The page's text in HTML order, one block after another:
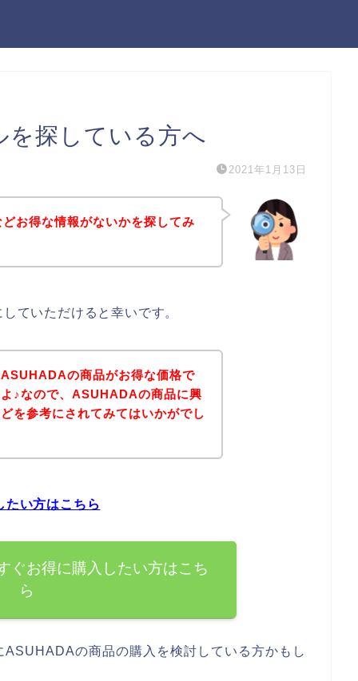
を探している方へ
2021年1月13日
お得な情報がないかを探してみ
ていただけると幸いです。
の商品がお得な価格で
♪なので、ASUHADAの商品に興
を参考にされてみてはいかがでし
い方はこちら
ぐお得に購入したい方はこち
ら
の商品の購入を検討している方かもし